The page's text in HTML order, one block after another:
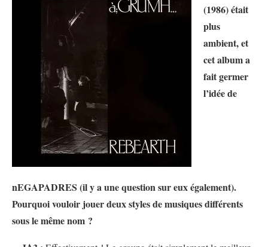
(1986) était
plus
ambient, et
cet album a
fait germer
l’idée de
nEGAPADRES (il y a une question sur eux également).
Pourquoi vouloir jouer deux styles de musiques différents
sous le même nom ?